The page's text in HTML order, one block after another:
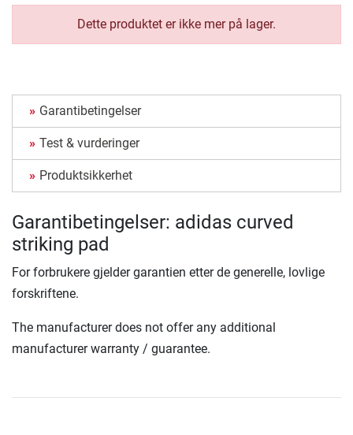
Dette produktet er ikke mer på lager.
Garantibetingelser
Test & vurderinger
Produktsikkerhet
Garantibetingelser: adidas curved
striking pad
For forbrukere gjelder garantien etter de generelle, lovlige
forskriftene.
The manufacturer does not offer any additional
manufacturer warranty / guarantee.